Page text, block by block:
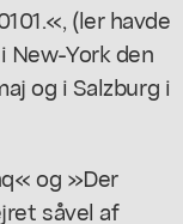
(ler havde
New-York den
og i Salzburg i
og »Der
såvel af